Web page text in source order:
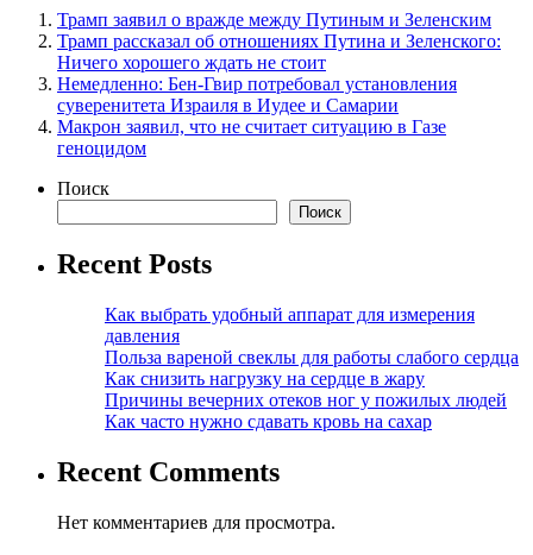
Трамп заявил о вражде между Путиным и Зеленским
Трамп рассказал об отношениях Путина и Зеленского:
Ничего хорошего ждать не стоит
Немедленно: Бен-Гвир потребовал установления
суверенитета Израиля в Иудее и Самарии
Макрон заявил, что не считает ситуацию в Газе
геноцидом
Поиск
Поиск
Recent Posts
Как выбрать удобный аппарат для измерения
давления
Польза вареной свеклы для работы слабого сердца
Как снизить нагрузку на сердце в жару
Причины вечерних отеков ног у пожилых людей
Как часто нужно сдавать кровь на сахар
Recent Comments
Нет комментариев для просмотра.